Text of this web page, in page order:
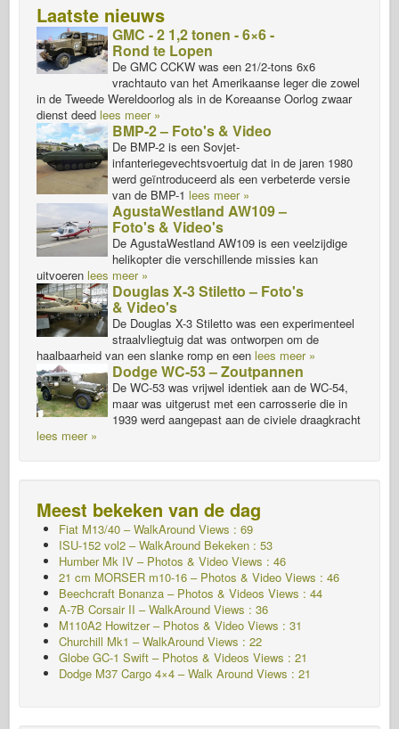
Laatste nieuws
GMC - 2 1,2 tonen - 6×6 -
Rond te Lopen
De GMC CCKW was een 21/2-tons 6x6
vrachtauto van het Amerikaanse leger die zowel
in de Tweede Wereldoorlog als in de Koreaanse Oorlog zwaar
dienst deed lees meer »
BMP-2 – Foto's & Video
De BMP-2 is een Sovjet-
infanteriegevechtsvoertuig dat in de jaren 1980
werd geïntroduceerd als een verbeterde versie
van de BMP-1 lees meer »
AgustaWestland AW109 –
Foto's & Video's
De AgustaWestland AW109 is een veelzijdige
helikopter die verschillende missies kan
uitvoeren lees meer »
Douglas X-3 Stiletto – Foto's
& Video's
De Douglas X-3 Stiletto was een experimenteel
straalvliegtuig dat was ontworpen om de
haalbaarheid van een slanke romp en een lees meer »
Dodge WC-53 – Zoutpannen
De WC-53 was vrijwel identiek aan de WC-54,
maar was uitgerust met een carrosserie die in
1939 werd aangepast aan de civiele draagkracht
lees meer »
Meest bekeken van de dag
Fiat M13/40 – WalkAround Views : 69
ISU-152 vol2 – WalkAround Bekeken : 53
Humber Mk IV – Photos & Video Views : 46
21 cm MORSER m10-16 – Photos & Video Views : 46
Beechcraft Bonanza – Photos & Videos Views : 44
A-7B Corsair II – WalkAround Views : 36
M110A2 Howitzer – Photos & Video Views : 31
Churchill Mk1 – WalkAround Views : 22
Globe GC-1 Swift – Photos & Videos Views : 21
Dodge M37 Cargo 4×4 – Walk Around Views : 21